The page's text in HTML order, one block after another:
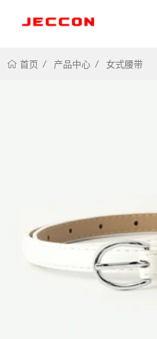
首页 产品中心 女式腰带